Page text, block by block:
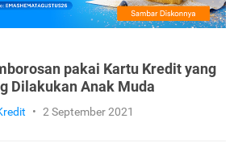
pakai Kartu Kredit yang
Dilakukan Anak Muda
• 2 September 2021